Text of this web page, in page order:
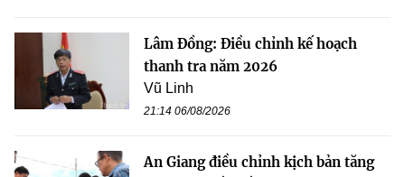
Lâm Đồng: Điều chỉnh kế hoạch
thanh tra năm 2026
Vũ Linh
21:14 06/08/2026
An Giang điều chỉnh kịch bản tăng